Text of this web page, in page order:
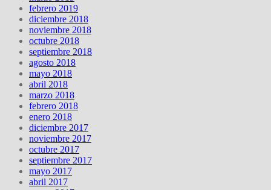
febrero 2019
diciembre 2018
noviembre 2018
octubre 2018
septiembre 2018
agosto 2018
mayo 2018
abril 2018
marzo 2018
febrero 2018
enero 2018
diciembre 2017
noviembre 2017
octubre 2017
septiembre 2017
mayo 2017
abril 2017